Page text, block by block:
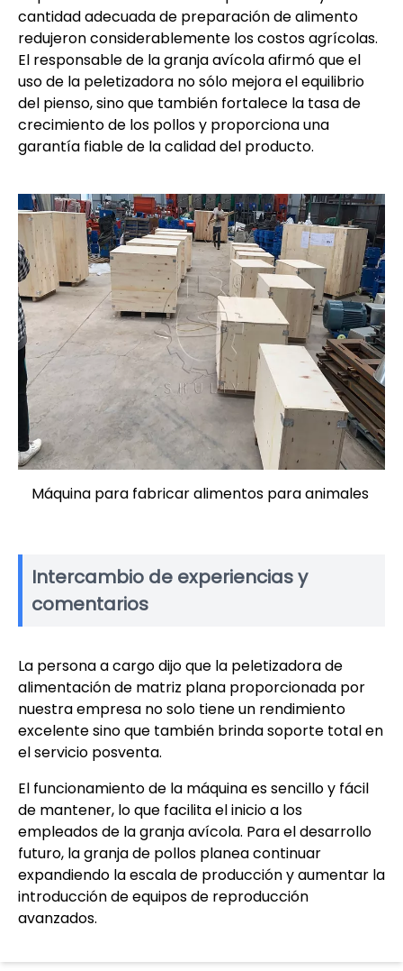
cantidad adecuada de preparación de alimento
redujeron considerablemente los costos agrícolas.
El responsable de la granja avícola afirmó que el
uso de la peletizadora no sólo mejora el equilibrio
del pienso, sino que también fortalece la tasa de
crecimiento de los pollos y proporciona una
garantía fiable de la calidad del producto.
Máquina para fabricar alimentos para animales
Intercambio de experiencias y
comentarios
La persona a cargo dijo que la peletizadora de
alimentación de matriz plana proporcionada por
nuestra empresa no solo tiene un rendimiento
excelente sino que también brinda soporte total en
el servicio posventa.
El funcionamiento de la máquina es sencillo y fácil
de mantener, lo que facilita el inicio a los
empleados de la granja avícola. Para el desarrollo
futuro, la granja de pollos planea continuar
expandiendo la escala de producción y aumentar la
introducción de equipos de reproducción
avanzados.